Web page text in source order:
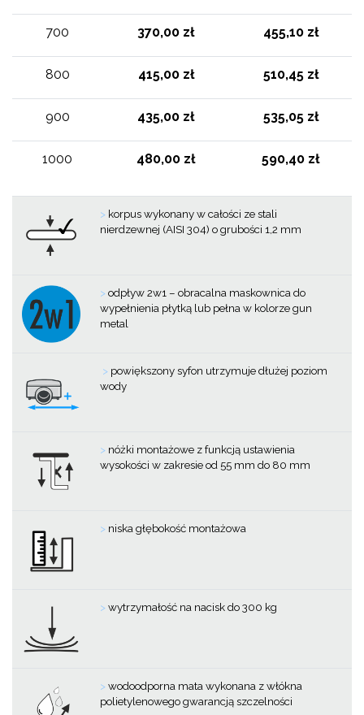
700 370,00 zł 455,10 zł
800 415,00 zł 510,45 zł
900 435,00 zł 535,05 zł
1000 480,00 zł 590,40 zł
> korpus wykonany w całości ze stali
nierdzewnej (AISI 304) o grubości 1,2 mm
>odpływ 2w1 – obracalna maskownica do
wypełnienia płytką lub pełna w kolorze gun
metal
> powiększony syfon utrzymuje dłużej poziom
wody
> nóżki montażowe z funkcją ustawienia
wysokości w zakresie od 55 mm do 80 mm
> niska głębokość montażowa
>wytrzymałość na nacisk do 300 kg
>wodoodporna mata wykonana z włókna
polietylenowego gwarancją szczelności